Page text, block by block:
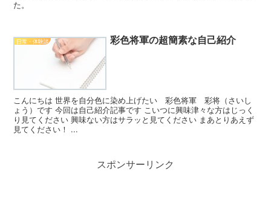
た。
日常・体験談 彩色将軍の超簡素な自己紹介
こんにちは 世界を自分色に染め上げたい 彩色将軍 彩将（さいし
ょう）です 今回は自己紹介記事です こいつに興味津々な方はじっく
り見てください 興味ない方はサラッと見てください まあとりあえず
見てください！ ...
スポンサーリンク